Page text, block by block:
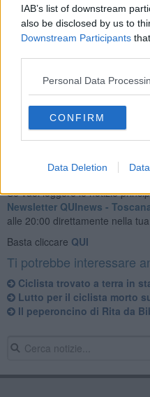
IAB’s list of downstream
also be disclosed by us to
Downstream Participants
Personal Data
CONFIRM
Data Deletion
La caduta é avvenuta sul
Sul posto il personale per
fuoco e viste le condizioni del
Se vuoi leggere le notizie
Newsletter QUInews -
alle 20:00 direttamente nella
Basta cliccare QUI
Ti potrebbe interessare
Ciclista trovato a terra in
Lutto per il ciclista morto
Il peperoncino di Rita da